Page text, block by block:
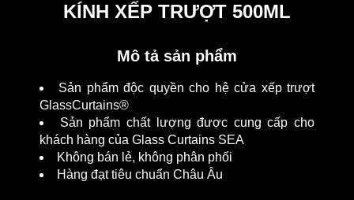
KÍNH XẾP TRƯỢT 500ML
Mô tả sản phẩm
Sản phẩm độc quyền cho hệ cửa xếp trượt
GlassCurtains®
Sản phẩm chất lượng được cung cấp cho
khách hàng của Glass Curtains SEA
Không bán lẻ, không phân phối
Hàng đạt tiêu chuẩn Châu Âu